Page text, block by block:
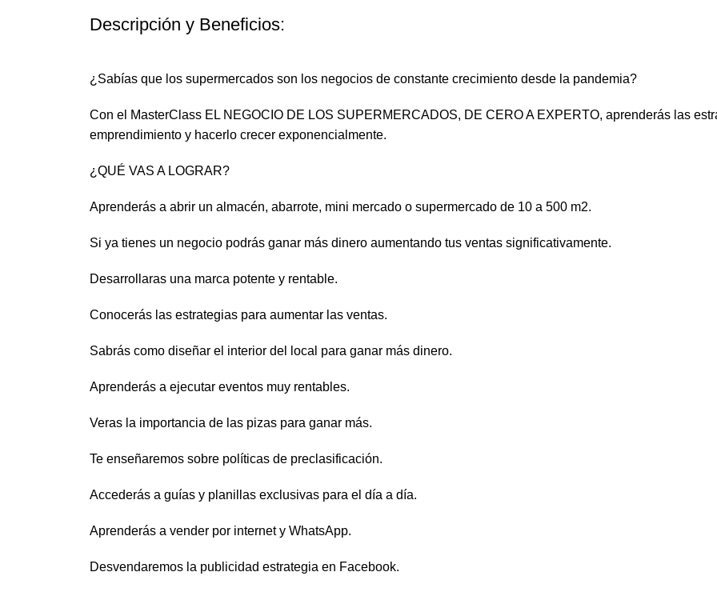
Descripción y Beneficios:
¿Sabías que los supermercados son los negocios de constante crecimiento desde la pandemia?
Con el MasterClass EL NEGOCIO DE LOS SUPERMERCADOS, DE CERO A EXPERTO, aprenderás las
emprendimiento y hacerlo crecer exponencialmente.
¿QUÉ VAS A LOGRAR?
Aprenderás a abrir un almacén, abarrote, mini mercado o supermercado de 10 a 500 m2.
Si ya tienes un negocio podrás ganar más dinero aumentando tus ventas significativamente.
Desarrollaras una marca potente y rentable.
Conocerás las estrategias para aumentar las ventas.
Sabrás como diseñar el interior del local para ganar más dinero.
Aprenderás a ejecutar eventos muy rentables.
Veras la importancia de las pizas para ganar más.
Te enseñaremos sobre políticas de preclasificación.
Accederás a guías y planillas exclusivas para el día a día.
Aprenderás a vender por internet y WhatsApp.
Desvendaremos la publicidad estrategia en Facebook.